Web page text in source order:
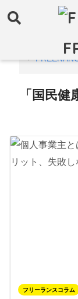
「国民
フリーランスコラム